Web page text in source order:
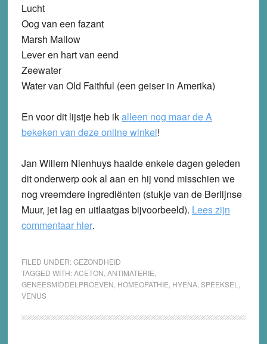
Lucht
Oog van een fazant
Marsh Mallow
Lever en hart van eend
Zeewater
Water van Old Faithful (een geiser in Amerika)
En voor dit lijstje heb ikalleen nog maar de A
bekeken van deze online winkel!
Jan Willem Nienhuys haalde enkele dagen geleden
dit onderwerp ook al aan en hij vond misschien we
nog vreemdere ingrediënten (stukje van de Berlijnse
Muur, jet lag en uitlaatgas bijvoorbeeld). Lees zijn
commentaar hier.
FILED UNDER:GEZONDHEID
TAGGED WITH:ACETON ANTIMATERIE
GENEESMIDDELPROEVEN HOMEOPATHIE HYENA, SPEEKSEL
VENUS